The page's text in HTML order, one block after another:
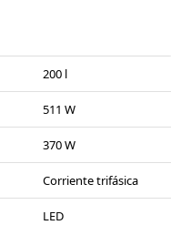
200 l
511 W
370 W
Corriente trifásica
LED